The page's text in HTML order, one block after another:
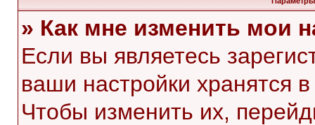
» Как мне изменить мои
Если вы являетесь
ваши настройки хранятся
Чтобы изменить их,